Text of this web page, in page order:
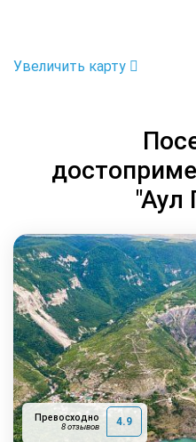
Увеличить карту
"Аул
Превосходно
8 отзывов 4.9